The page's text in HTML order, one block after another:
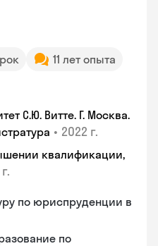
11 лет опыта
С.Ю. Витте. Г. Москва.
• 2022 г.
квалификации,
по юриспруденции в
по